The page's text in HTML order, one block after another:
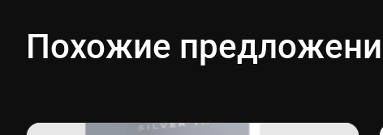
Похожие